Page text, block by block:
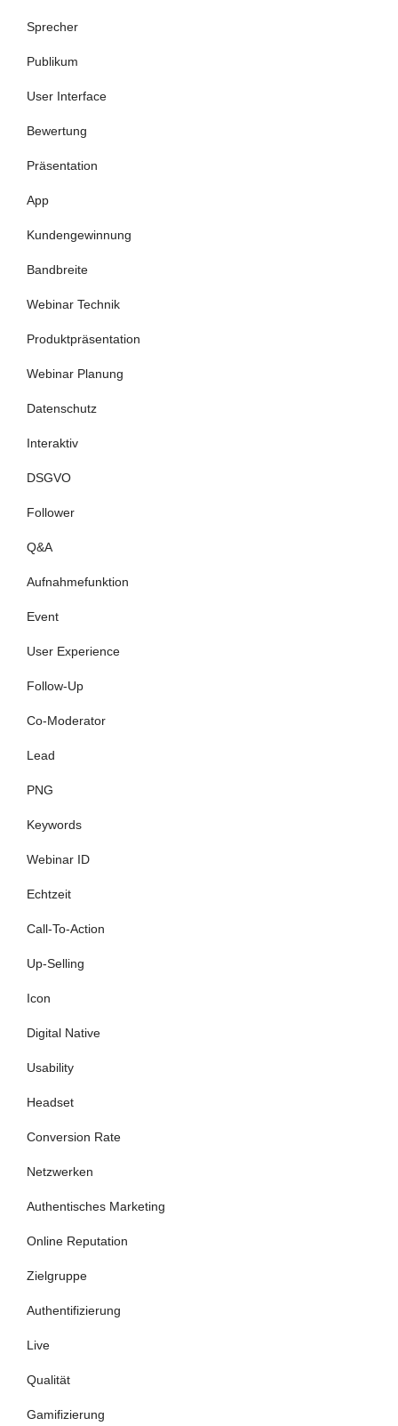
Sprecher
Publikum
User Interface
Bewertung
Präsentation
App
Kundengewinnung
Bandbreite
Webinar Technik
Produktpräsentation
Webinar Planung
Datenschutz
Interaktiv
DSGVO
Follower
Q&A
Aufnahmefunktion
Event
User Experience
Follow-Up
Co-Moderator
Lead
PNG
Keywords
Webinar ID
Echtzeit
Call-To-Action
Up-Selling
Icon
Digital Native
Usability
Headset
Conversion Rate
Netzwerken
Authentisches Marketing
Online Reputation
Zielgruppe
Authentifizierung
Live
Qualität
Gamifizierung